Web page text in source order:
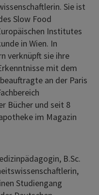
Sie ist
Slow Food
Institutes
in Wien. In
verknüpft sie ihre
mit dem
an der Paris
Bücher und seit 8
im Magazin
B.Sc.
Studiengang